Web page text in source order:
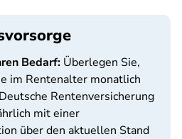
Bedarf: Überlegen Sie,
im Rentenalter monatlich
Rentenversicherung
mit einer
über den aktuellen Stand